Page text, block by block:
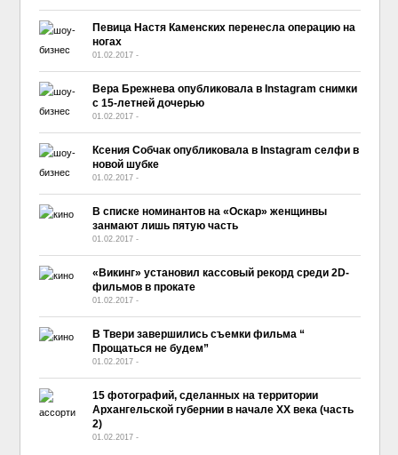
Певица Настя Каменских перенесла операцию на
ногах
01.02.2017 -
Вера Брежнева опубликовала в Instagram снимки
с 15-летней дочерью
01.02.2017 -
Ксения Собчак опубликовала в Instagram селфи в
новой шубке
01.02.2017 -
В списке номинантов на «Оскар» женщинвы
занмают лишь пятую часть
01.02.2017 -
«Викинг» установил кассовый рекорд среди 2D-
фильмов в прокате
01.02.2017 -
В Твери завершились съемки фильма “
Прощаться не будем”
01.02.2017 -
15 фотографий, сделанных на территории
Архангельской губернии в начале ХХ века (часть
2)
01.02.2017 -